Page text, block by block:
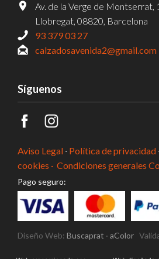
Av. de la Verge de Montserrat,
Llobregat, 08820, Barcelona
93 379 03 27
calzadosavenida2@gmail.com
Síguenos
Aviso Legal · Política de privacidad ·
cookies · Condiciones generales
Pago seguro:
Diseño Web: Buscaprat · aColor